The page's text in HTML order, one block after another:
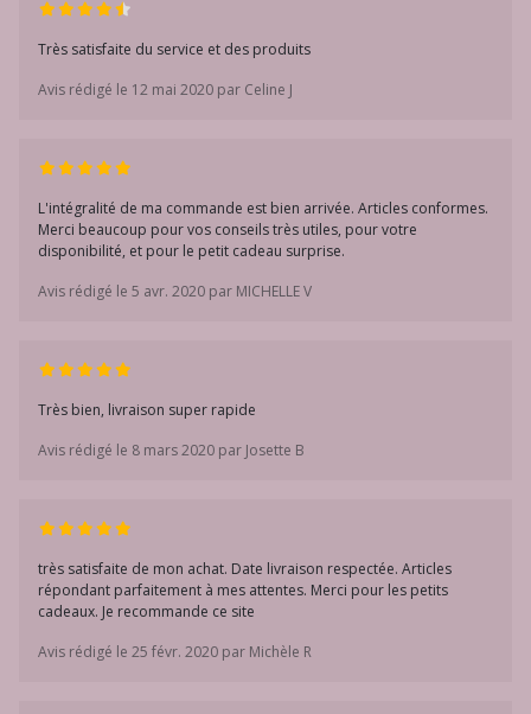
Très satisfaite du service et des produits
Avis rédigé le 12 mai 2020 par Celine J
L'intégralité de ma commande est bien arrivée. Articles conformes.
Merci beaucoup pour vos conseils très utiles, pour votre
disponibilité, et pour le petit cadeau surprise.
Avis rédigé le 5 avr. 2020 par MICHELLE V
Très bien, livraison super rapide
Avis rédigé le 8 mars 2020 par Josette B
très satisfaite de mon achat. Date livraison respectée. Articles
répondant parfaitement à mes attentes. Merci pour les petits
cadeaux. Je recommande ce site
Avis rédigé le 25 févr. 2020 par Michèle R